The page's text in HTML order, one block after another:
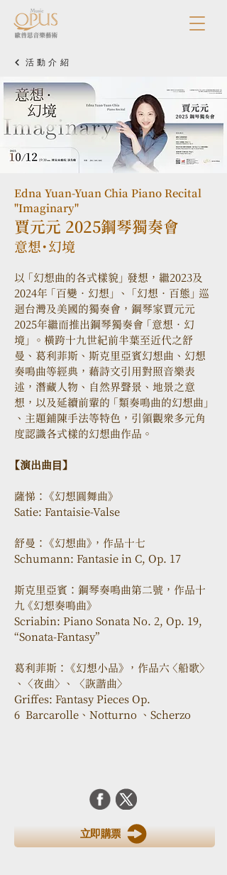
活動介紹
Edna Yuan-Yuan Chia Piano Recital
"Imaginary"
賈元元 2025鋼琴獨奏會
意想・幻境
以 「幻想曲的各式樣貌」 發想，繼2023及
2024年 「百變．幻想」 、 「幻想．百態」 巡
迴台灣及美國的獨奏會，鋼琴家賈元元
2025年繼而推出鋼琴獨奏會 「意想．幻
境」 。橫跨十九世紀前半葉至近代之舒
曼、葛利菲斯、斯克里亞賓幻想曲、幻想
奏鳴曲等經典，藉詩文引用對照音樂表
述，潛藏人物、自然界聲景、地景之意
想，以及延續前輩的 「類奏鳴曲的幻想曲」
、主題鋪陳手法等特色，引領觀眾多元角
度認識各式樣的幻想曲作品。
【演出曲⽬】
薩悌： 《幻想圓舞曲》
Satie: Fantaisie-Valse
舒曼： 《幻想曲》，作品十七
Schumann: Fantasie in C, Op. 17
斯克里亞賓：鋼琴奏鳴曲第二號，作品十
九 《幻想奏鳴曲》
Scriabin: Piano Sonata No. 2, Op. 19,
“Sonata-Fantasy”
葛利菲斯： 《幻想小品》 ，作品六 〈船歌〉
、 〈夜曲〉 、  〈詼諧曲〉
Griffes: Fantasy Pieces Op.
6  Barcarolle、Notturno 、Scherzo
立即購票